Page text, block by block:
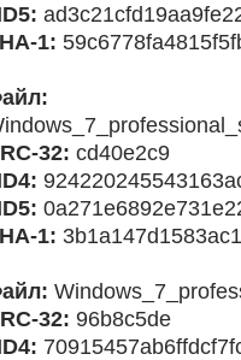
1:
32: cd40e2c9
1:
32: 96b8c5de